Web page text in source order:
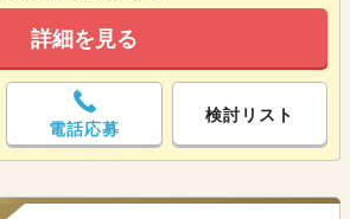
詳細を見る
電話応募
検討リスト